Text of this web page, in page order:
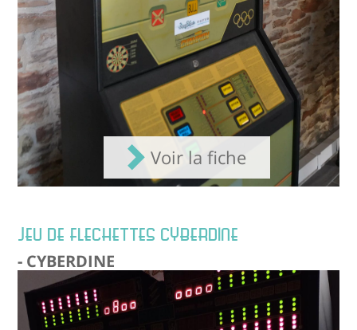
Voir la fiche
JEU DE FLECHETTES CYBERDINE
- CYBERDINE